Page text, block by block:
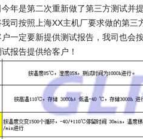
年是第二次重新做了第三方测试并
司按照上海XX主机厂要求做的第
一定要新提供测试报告，我司也会
报告提供给客户！